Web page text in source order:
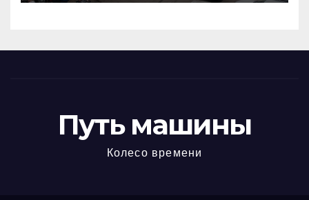
Путь машины
Колесо времени